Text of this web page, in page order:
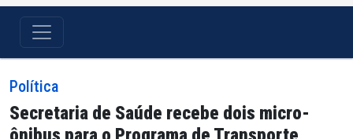
Política
Secretaria de Saúde recebe dois micro-